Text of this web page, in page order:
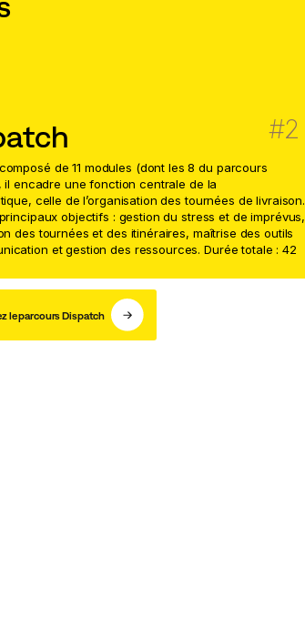
de 11 modules (dont les 8 du parcours
il encadre une fonction centrale de la
celle de l’organisation des tournées de livraison.
objectifs : gestion du stress et de imprévus,
des tournées et des itinéraires, maîtrise des outils
et gestion des ressources. Durée totale : 42
le parcours Dispatch